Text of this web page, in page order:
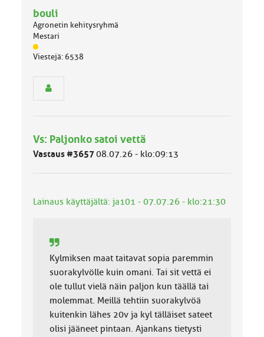
bouli
Agronetin kehitysryhmä
Mestari
J
ä
m
ä
k
Viestejä: 6538
Vs: Paljonko satoi vettä
Vastaus #365708.07.26 - klo:09:13
Lainaus käyttäjältä: ja101 - 07.07.26 - klo:21:30
Kylmiksen maat taitavat sopia paremmin
suorakylvölle kuin omani. Tai sit vettä ei
ole tullut vielä näin paljon kun täällä tai
molemmat. Meillä tehtiin suorakylvöä
kuitenkin lähes 20v ja kyl tälläiset sateet
olisi jääneet pintaan. Ajankans tietysti